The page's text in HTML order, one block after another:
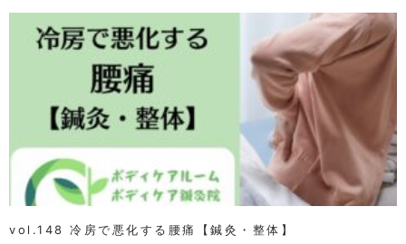
vol.148 冷房で悪化する腰痛【鍼灸・整体】